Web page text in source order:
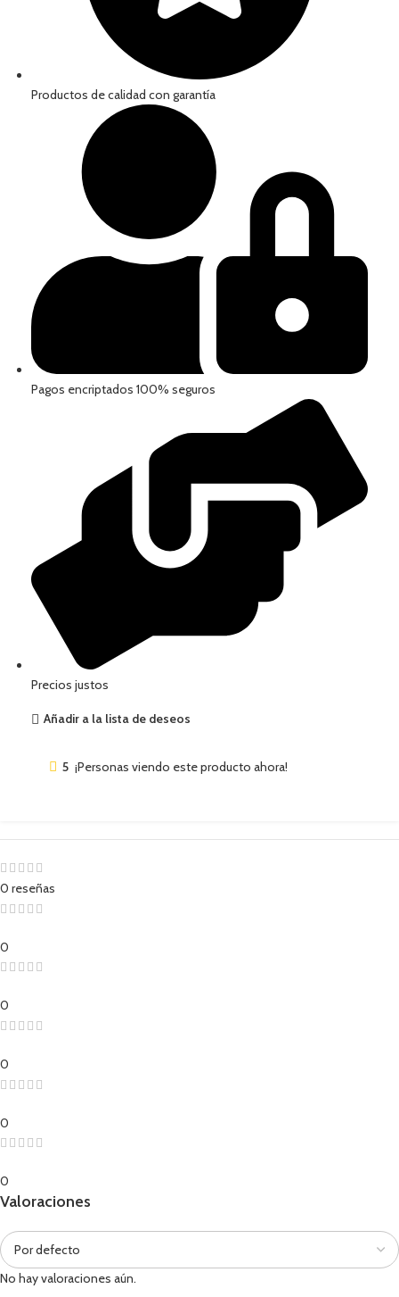
Productos de calidad con garantía
Pagos encriptados 100% seguros
Precios justos
Añadir a la lista de deseos
5 ¡Personas viendo este producto ahora!
0 reseñas
0
0
0
0
0
Valoraciones
No hay valoraciones aún.